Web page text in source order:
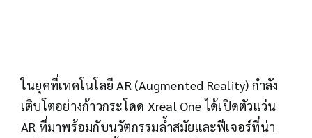
ในยุคที่เทคโนโลยี AR (Augmented Reality) กำลัง
เติบโตอย่างก้าวกระโดด Xreal One ได้เปิดตัวแว่น
AR ที่มาพร้อมกับนวัตกรรมล้ำสมัยและฟีเจอร์ที่น่า